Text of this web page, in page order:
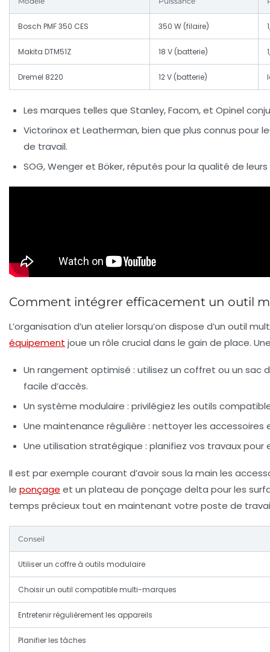
Bosch PMF 350 CES 350 W (filaire)
Makita DTM51Z 18 V (batterie)
Dremel 8220 12 V (batterie)
Les marques telles que Stanley, Facom, et Opinel
Victorinox et Leatherman, bien que plus connus
de travail.
SOG, Wenger et Böker, réputés pour la qualité de
Comment intégrer efficacement un outil
L’organisation d’un atelier lorsqu’on dispose d’un outil
équipement joue un rôle crucial dans le gain de place.
Un rangement optimisé : utilisez un coffret ou un sac
facile d’accès.
Un système modulaire : privilégiez les outils
Une maintenance régulière : nettoyer les accessoires
Une utilisation stratégique : planifiez vos travaux pour
Il est par exemple courant d’avoir sous la main les
le ponçage et un plateau de ponçage delta pour les
temps précieux tout en maintenant votre poste de
Conseil
Utiliser un coffre à outils modulaire
Choisir un outil compatible multi-marques
Entretenir régulièrement les appareils
Planifier les tâches